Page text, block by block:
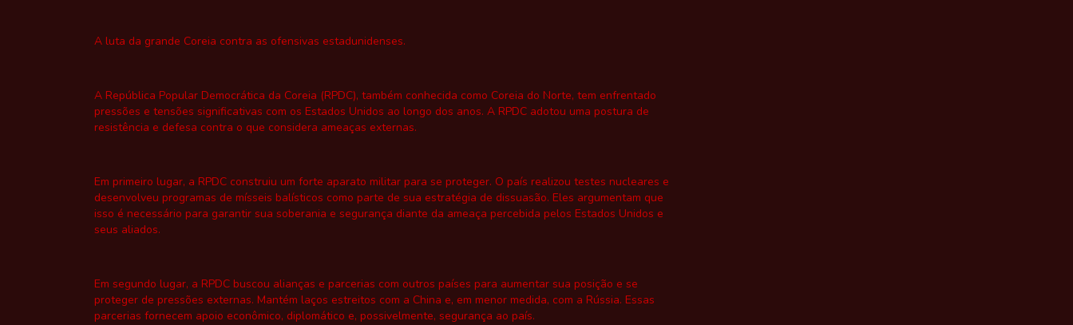
A luta da grande Coreia contra as ofensivas estadunidenses.
A República Popular Democrática da Coreia (RPDC), também conhecida como Coreia do Norte, tem enfrentado
pressões e tensões significativas com os Estados Unidos ao longo dos anos. A RPDC adotou uma postura de
resistência e defesa contra o que considera ameaças externas.
Em primeiro lugar, a RPDC construiu um forte aparato militar para se proteger. O país realizou testes nucleares e
desenvolveu programas de mísseis balísticos como parte de sua estratégia de dissuasão. Eles argumentam que
isso é necessário para garantir sua soberania e segurança diante da ameaça percebida pelos Estados Unidos e
seus aliados.
Em segundo lugar, a RPDC buscou alianças e parcerias com outros países para aumentar sua posição e se
proteger de pressões externas. Mantém laços estreitos com a China e, em menor medida, com a Rússia. Essas
parcerias fornecem apoio econômico, diplomático e, possivelmente, segurança ao país.